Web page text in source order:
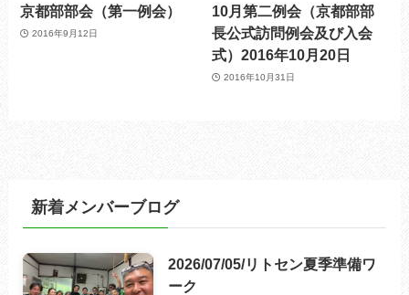
京都部部会（第一例会）
2016年9月12日
10月第二例会（京都部部
長公式訪問例会及び入会
式）2016年10月20日
2016年10月31日
新着メンバーブログ
2026/07/05/リトセン夏季準備ワ
ーク